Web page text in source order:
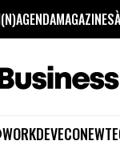
AGENDAMAGAZINES
DEVECO